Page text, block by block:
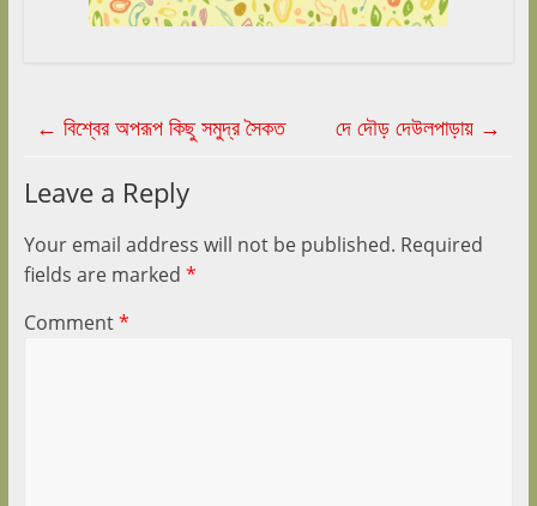
← বিশ্বের অপরূপ কিছু সমুদ্র সৈকত দে দৌড় দেউলপাড়ায় →
Leave a Reply
Your email address will not be published. Required
fields are marked *
Comment*